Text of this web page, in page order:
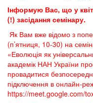
Інформую Вас, що у
(!) засідання семінару.
Як Вам вже відомо з
(п’ятниця, 10-30) на
«Еволюція як
академік НАН України
провадитися
підключення в онлайн-
https://meet.google.com/